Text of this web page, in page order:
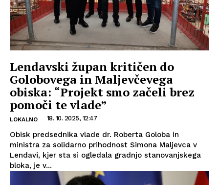
Lendavski župan kritičen do
Golobovega in Maljevčevega
obiska: “Projekt smo začeli brez
pomoči te vlade”
LOKALNO 18. 10. 2025, 12:47
Obisk predsednika vlade dr. Roberta Goloba in
ministra za solidarno prihodnost Simona Maljevca v
Lendavi, kjer sta si ogledala gradnjo stanovanjskega
bloka, je v...